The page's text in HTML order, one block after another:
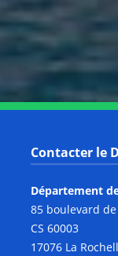
Contacter le
Département
85 boulevard
CS 60003
17076 La